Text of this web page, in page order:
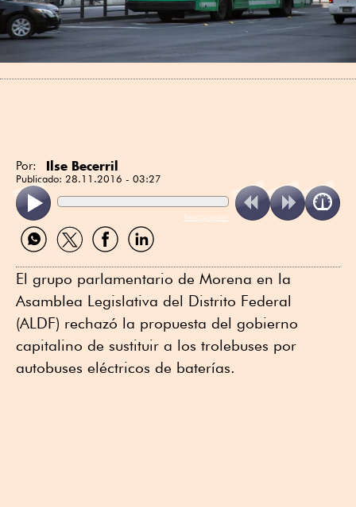
Por: Ilse Becerril
Publicado: 28.11.2016 - 03:27
ReadSpeaker
Compartir
por
Compartir
por
Compartir
por
Compartir
por
El grupo parlamentario de Morena en la
Asamblea Legislativa del Distrito Federal
(ALDF) rechazó la propuesta del gobierno
capitalino de sustituir a los trolebuses por
autobuses eléctricos de baterías.